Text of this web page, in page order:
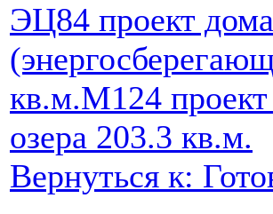
ЭЦ84 проект
кв.м.M124
озера 203.3 кв.м.
Вернуться к: